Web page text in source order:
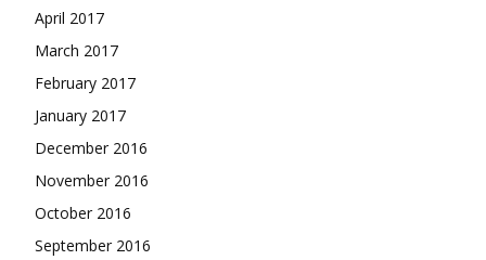
April 2017
March 2017
February 2017
January 2017
December 2016
November 2016
October 2016
September 2016